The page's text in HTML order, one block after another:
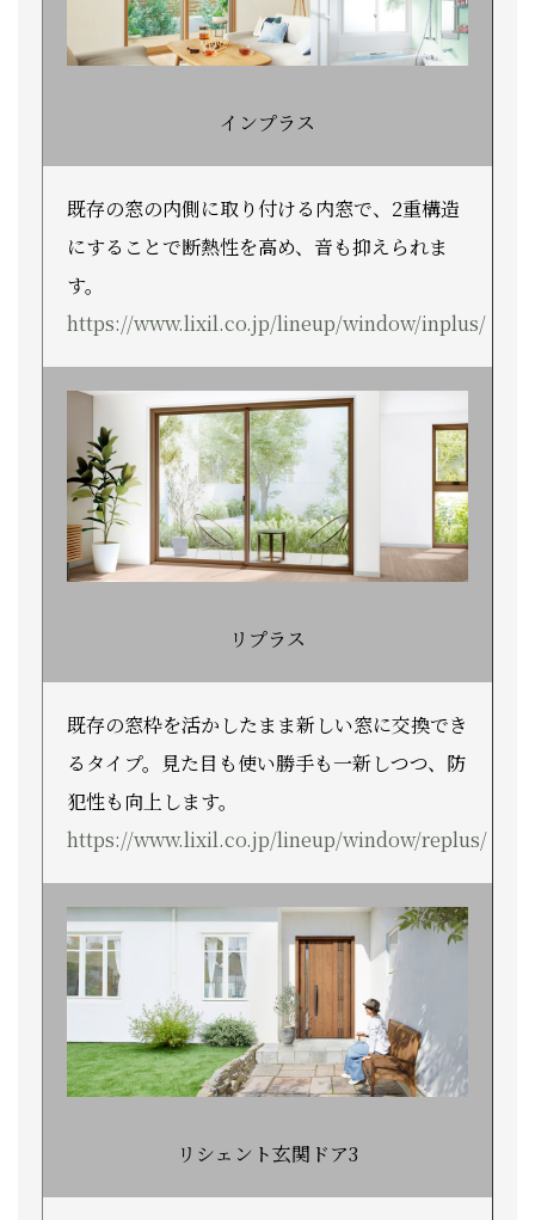
インプラス
既存の窓の内側に取り付ける内窓で、2重構造
にすることで断熱性を高め、音も抑えられま
す。
https://www.lixil.co.jp/lineup/window/inplus/
リプラス
既存の窓枠を活かしたまま新しい窓に交換でき
るタイプ。見た目も使い勝手も一新しつつ、防
犯性も向上します。
https://www.lixil.co.jp/lineup/window/replus/
リシェント玄関ドア3